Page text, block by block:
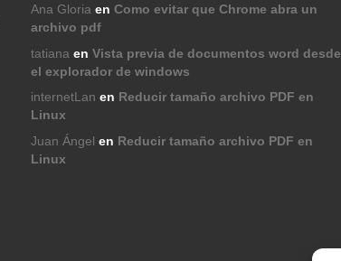
Ana Gloria en Como evitar que Chrome abra un
archivo pdf
tatiana en Vista previa de documentos word desde
el explorador de windows
internetLan en Reducir tamaño archivo PDF en
Linux
Juan Ángel en Reducir tamaño archivo PDF en
Linux